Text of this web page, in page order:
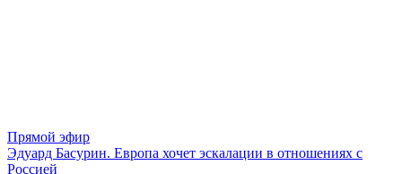
Прямой эфир
Эдуард Басурин. Европа хочет эскалации в отношениях с
Россией